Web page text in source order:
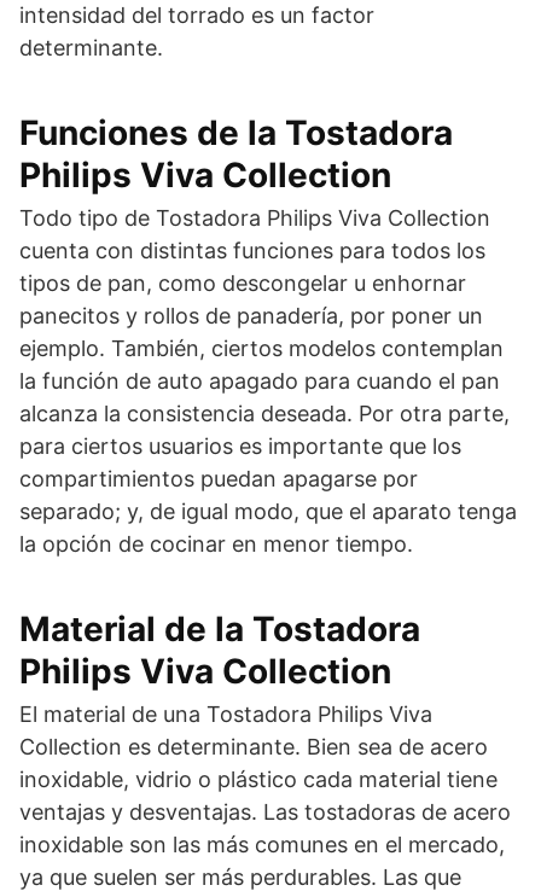
intensidad del torrado es un factor
determinante.
Funciones de la Tostadora
Philips Viva Collection
Todo tipo de Tostadora Philips Viva Collection
cuenta con distintas funciones para todos los
tipos de pan, como descongelar u enhornar
panecitos y rollos de panadería, por poner un
ejemplo. También, ciertos modelos contemplan
la función de auto apagado para cuando el pan
alcanza la consistencia deseada. Por otra parte,
para ciertos usuarios es importante que los
compartimientos puedan apagarse por
separado; y, de igual modo, que el aparato tenga
la opción de cocinar en menor tiempo.
Material de la Tostadora
Philips Viva Collection
El material de una Tostadora Philips Viva
Collection es determinante. Bien sea de acero
inoxidable, vidrio o plástico cada material tiene
ventajas y desventajas. Las tostadoras de acero
inoxidable son las más comunes en el mercado,
ya que suelen ser más perdurables. Las que